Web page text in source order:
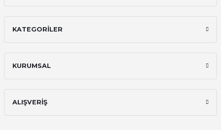
KATEGORİLER
KURUMSAL
ALIŞVERİŞ